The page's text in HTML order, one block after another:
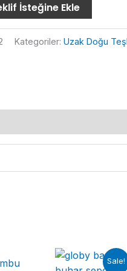
İsteğine Ekle
Kategoriler: Uzak Doğu
Sale!